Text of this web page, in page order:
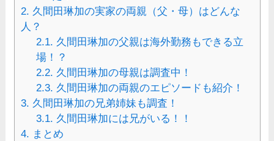
2. 久間田琳加の実家の両親（父・母）はどんな
人？
2.1. 久間田琳加の父親は海外勤務もできる立
場！？
2.2. 久間田琳加の母親は調査中！
2.3. 久間田琳加の両親のエピソードも紹介！
3. 久間田琳加の兄弟姉妹も調査！
3.1. 久間田琳加には兄がいる！！
4. まとめ